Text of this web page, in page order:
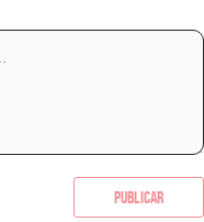
Publicar